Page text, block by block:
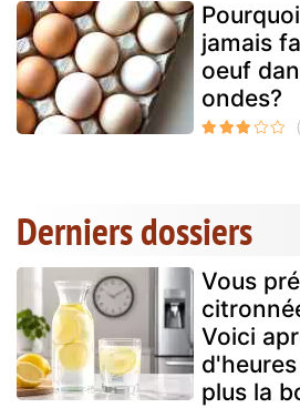
jamais
oeuf
ondes?
Derniers dossiers
Vous
Voici
plus la